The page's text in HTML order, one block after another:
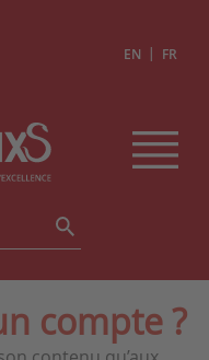
EN | FR
compte ?